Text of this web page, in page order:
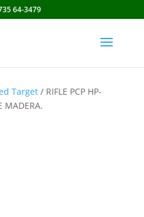
64-3479
Target/ RIFLE PCP HP-
MADERA.